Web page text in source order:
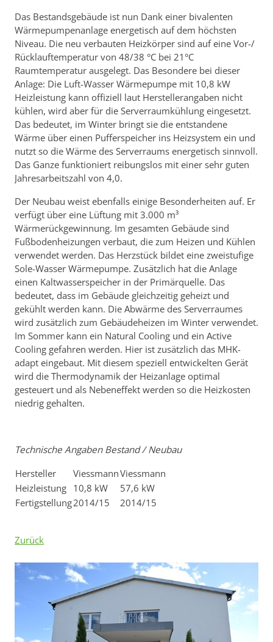
Das Bestandsgebäude ist nun Dank einer bivalenten
Wärmepumpenanlage energetisch auf dem höchsten
Niveau. Die neu verbauten Heizkörper sind auf eine Vor-/
Rücklauftemperatur von 48/38 °C bei 21°C
Raumtemperatur ausgelegt. Das Besondere bei dieser
Anlage: Die Luft-Wasser Wärmepumpe mit 10,8 kW
Heizleistung kann offiziell laut Herstellerangaben nicht
kühlen, wird aber für die Serverraumkühlung eingesetzt.
Das bedeutet, im Winter bringt sie die entstandene
Wärme über einen Pufferspeicher ins Heizsystem ein und
nutzt so die Wärme des Serverraums energetisch sinnvoll.
Das Ganze funktioniert reibungslos mit einer sehr guten
Jahresarbeitszahl von 4,0.
Der Neubau weist ebenfalls einige Besonderheiten auf. Er
verfügt über eine Lüftung mit 3.000 m³
Wärmerückgewinnung. Im gesamten Gebäude sind
Fußbodenheizungen verbaut, die zum Heizen und Kühlen
verwendet werden. Das Herzstück bildet eine zweistufige
Sole-Wasser Wärmepumpe. Zusätzlich hat die Anlage
einen Kaltwasserspeicher in der Primärquelle. Das
bedeutet, dass im Gebäude gleichzeitig geheizt und
gekühlt werden kann. Die Abwärme des Serverraumes
wird zusätzlich zum Gebäudeheizen im Winter verwendet.
Im Sommer kann ein Natural Cooling und ein Active
Cooling gefahren werden. Hier ist zusätzlich das MHK-
adapt eingebaut. Mit diesem speziell entwickelten Gerät
wird die Thermodynamik der Heizanlage optimal
gesteuert und als Nebeneffekt werden so die Heizkosten
niedrig gehalten.
Technische Angaben Bestand / Neubau
Hersteller
ViessmannViessmann
Heizleistung 10,8 kW
57,6 kW
Fertigstellung2014/15 2014/15
Zurück